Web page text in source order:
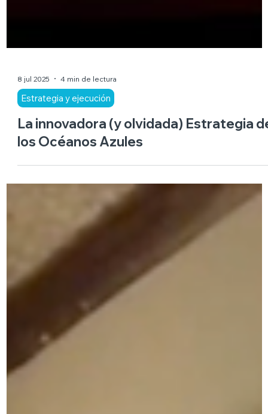
8 jul 2025
Estrategia y ejecución
La innovadora (y olvidada) Estrategia
los Océanos Azules